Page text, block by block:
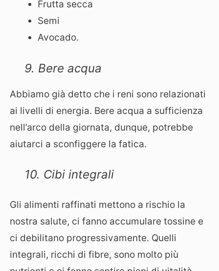
Frutta secca
Semi
Avocado.
9. Bere acqua
Abbiamo già detto che i reni sono relazionati
ai livelli di energia. Bere acqua a sufficienza
nell’arco della giornata, dunque, potrebbe
aiutarci a sconfiggere la fatica.
10. Cibi integrali
Gli alimenti raffinati mettono a rischio la
nostra salute, ci fanno accumulare tossine e
ci debilitano progressivamente. Quelli
integrali, ricchi di fibre, sono molto più